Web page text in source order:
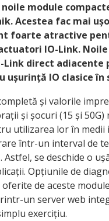
noile module
Acestea fac mai
foarte atractive
IO-Link.
direct adiacente
ușurință IO clasice în
și valorile
și șocuri (15 și 50G)
utilizarea lor în medii
într-un interval de
Astfel, se deschide o
Opțiunile de
de aceste
un server web
exercițiu.